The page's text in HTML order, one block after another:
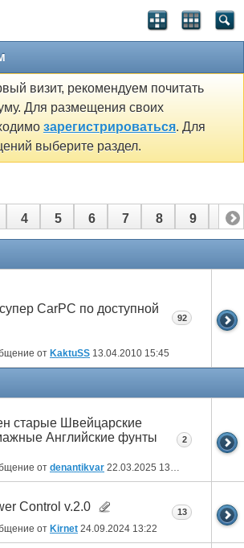
визит, рекомендуем почитать
Для размещения своих
зарегистрироваться. Для
выберите раздел.
4 5 6 7 8 9 10
CarPC по доступной
от KaktuSS 13.04.2010 15:45
92
старые Швейцарские
Английские фунты
от denantikvar 22.03.2025 13:33
2
Control v.2.0
от Kirnet 24.09.2024 13:22
13